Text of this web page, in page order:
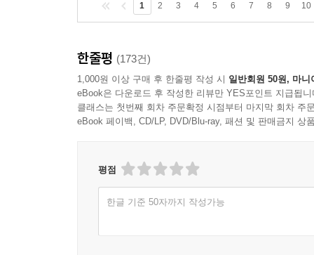
1 2 3 4 5 6 7 8 9 10
한줄평 (173건)
1,000원 이상 구매 후 한줄평 작성 시 일반회원 50원, 마니
eBook은 다운로드 후 작성한 리뷰만 YES포인트 지급됩니
클래스는 첫번째 회차 주문확정 시점부터 마지막 회차 주
eBook 페이백, CD/LP, DVD/Blu-ray, 패션 및 판매금지 상
평점
한글 기준 50자까지 작성가능